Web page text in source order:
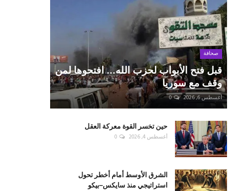
صحافة
قبل فتح الأبواب لحزب الله... افتحوها لمن
وقف مع سوريا
أغسطس 6, 2026 0
حين تخسر القوة معركة العقل
أغسطس 4, 2026 0
الشرق الأوسط أمام أخطر تحول
استراتيجي منذ سايكس–بيكو